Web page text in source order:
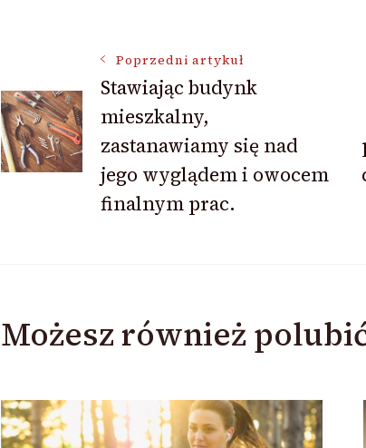
Nawigacja
wpisu
Poprzedni artykuł
Stawiając budynk
mieszkalny,
zastanawiamy się nad
jego wyglądem i owocem
finalnym prac.
Możesz również